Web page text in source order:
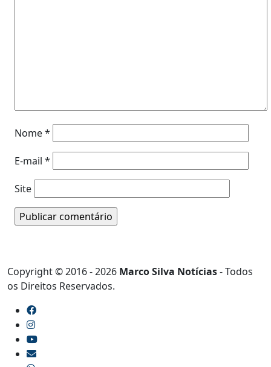
Nome*
E-mail *
Site
Copyright © 2016 - 2026 Marco Silva Notícias- Todos
os Direitos Reservados.